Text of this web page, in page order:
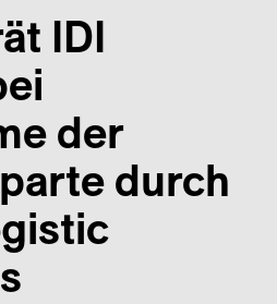
IDI
der
durch